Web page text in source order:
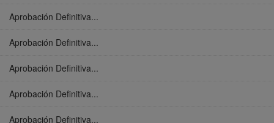
Aprobación Definitiva...
Aprobación Definitiva...
Aprobación Definitiva...
Aprobación Definitiva...
Aprobación Definitiva...